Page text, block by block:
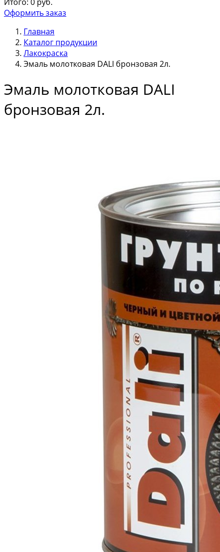
Оформить заказ
Главная
Каталог продукции
Лакокраска
Эмаль молотковая DALI бронзовая 2л.
Эмаль молотковая DALI
бронзовая 2л.